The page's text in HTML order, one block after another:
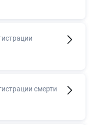
смерти